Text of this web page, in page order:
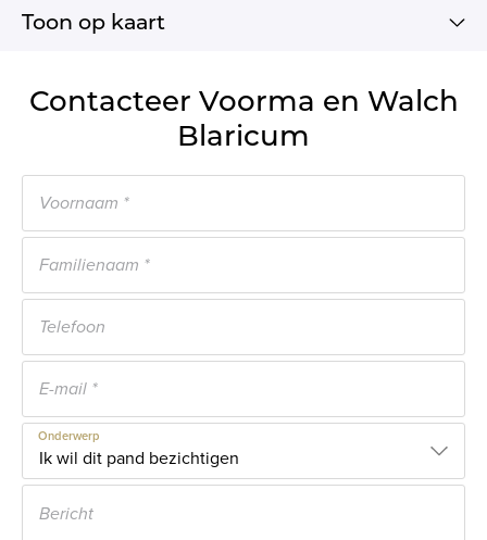
Toon op kaart
Contacteer Voorma en Walch
Blaricum
Onderwerp